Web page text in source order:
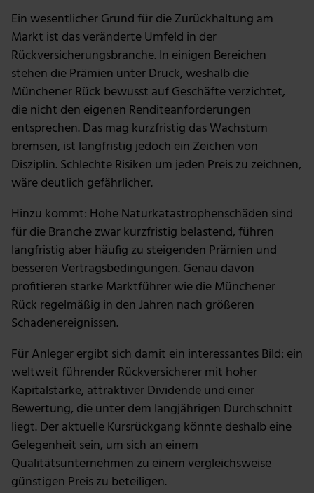
Ein wesentlicher Grund für die Zurückhaltung am
Markt ist das veränderte Umfeld in der
Rückversicherungsbranche. In einigen Bereichen
stehen die Prämien unter Druck, weshalb die
Münchener Rück bewusst auf Geschäfte verzichtet,
die nicht den eigenen Renditeanforderungen
entsprechen. Das mag kurzfristig das Wachstum
bremsen, ist langfristig jedoch ein Zeichen von
Disziplin. Schlechte Risiken um jeden Preis zu zeichnen,
wäre deutlich gefährlicher.
Hinzu kommt: Hohe Naturkatastrophenschäden sind
für die Branche zwar kurzfristig belastend, führen
langfristig aber häufig zu steigenden Prämien und
besseren Vertragsbedingungen. Genau davon
profitieren starke Marktführer wie die Münchener
Rück regelmäßig in den Jahren nach größeren
Schadenereignissen.
Für Anleger ergibt sich damit ein interessantes Bild: ein
weltweit führender Rückversicherer mit hoher
Kapitalstärke, attraktiver Dividende und einer
Bewertung, die unter dem langjährigen Durchschnitt
liegt. Der aktuelle Kursrückgang könnte deshalb eine
Gelegenheit sein, um sich an einem
Qualitätsunternehmen zu einem vergleichsweise
günstigen Preis zu beteiligen.